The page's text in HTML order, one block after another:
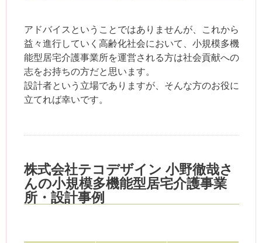
アドバイスということではありませんが、これから
益々進行していく高齢化社会において、小規模多機
能型居宅介護事業所を運営される方は社会貢献への
志をお持ちの方だと思います。
設計者という立場でありますが、そんな方のお役に
立てれば幸いです。
株式会社テコデザイン 小野徹哉さ
んの小規模多機能型居宅介護事業
所・設計事例